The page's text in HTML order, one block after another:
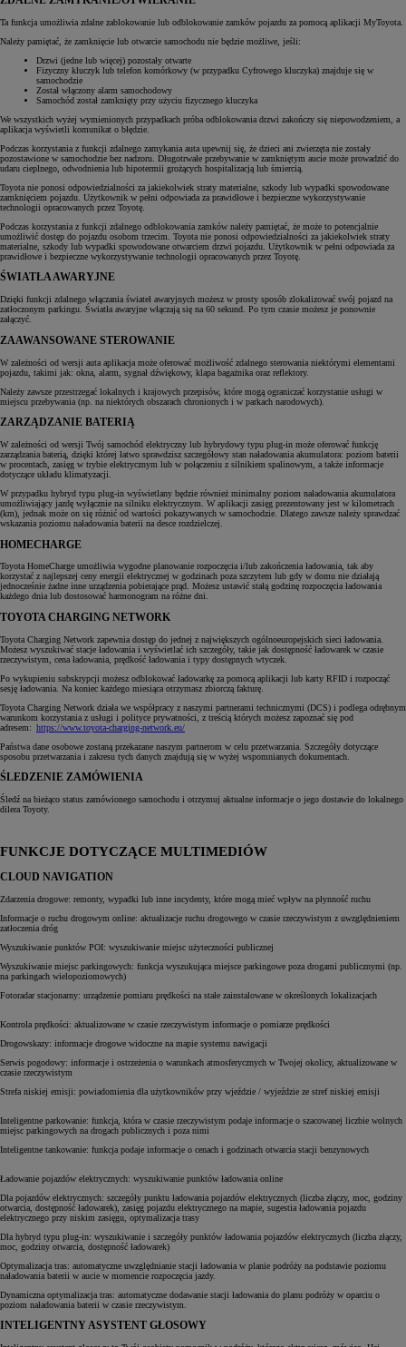
Ta funkcja umożliwia zdalne zablokowanie lub odblokowanie zamków pojazdu za pomocą aplikacji MyToyota.
Należy pamiętać, że zamknięcie lub otwarcie samochodu nie będzie możliwe, jeśli:
Drzwi (jedne lub więcej) pozostały otwarte
Fizyczny kluczyk lub telefon komórkowy (w przypadku Cyfrowego kluczyka) znajduje się w
samochodzie
Został włączony alarm samochodowy
Samochód został zamknięty przy użyciu fizycznego kluczyka
We wszystkich wyżej wymienionych przypadkach próba odblokowania drzwi zakończy się niepowodzeniem, a
aplikacja wyświetli komunikat o błędzie.
Podczas korzystania z funkcji zdalnego zamykania auta upewnij się, że dzieci ani zwierzęta nie zostały
pozostawione w samochodzie bez nadzoru. Długotrwałe przebywanie w zamkniętym aucie może prowadzić do
udaru cieplnego, odwodnienia lub hipotermii grożących hospitalizacją lub śmiercią.
Toyota nie ponosi odpowiedzialności za jakiekolwiek straty materialne, szkody lub wypadki spowodowane
zamknięciem pojazdu. Użytkownik w pełni odpowiada za prawidłowe i bezpieczne wykorzystywanie
technologii opracowanych przez Toyotę.
Podczas korzystania z funkcji zdalnego odblokowania zamków należy pamiętać, że może to potencjalnie
umożliwić dostęp do pojazdu osobom trzecim. Toyota nie ponosi odpowiedzialności za jakiekolwiek straty
materialne, szkody lub wypadki spowodowane otwarciem drzwi pojazdu. Użytkownik w pełni odpowiada za
prawidłowe i bezpieczne wykorzystywanie technologii opracowanych przez Toyotę.
ŚWIATŁA AWARYJNE
Dzięki funkcji zdalnego włączania świateł awaryjnych możesz w prosty sposób zlokalizować swój pojazd na
zatłoczonym parkingu. Światła awaryjne włączają się na 60 sekund. Po tym czasie możesz je ponownie
załączyć.
ZAAWANSOWANE STEROWANIE
W zależności od wersji auta aplikacja może oferować możliwość zdalnego sterowania niektórymi elementami
pojazdu, takimi jak: okna, alarm, sygnał dźwiękowy, klapa bagażnika oraz reflektory.
Należy zawsze przestrzegać lokalnych i krajowych przepisów, które mogą ograniczać korzystanie usługi w
miejscu przebywania (np. na niektórych obszarach chronionych i w parkach narodowych).
ZARZĄDZANIE BATERIĄ
W zależności od wersji Twój samochód elektryczny lub hybrydowy typu plug-in może oferować funkcję
zarządzania baterią, dzięki której łatwo sprawdzisz szczegółowy stan naładowania akumulatora: poziom baterii
w procentach, zasięg w trybie elektrycznym lub w połączeniu z silnikiem spalinowym, a także informacje
dotyczące układu klimatyzacji.
W przypadku hybryd typu plug-in wyświetlany będzie również minimalny poziom naładowania akumulatora
umożliwiający jazdę wyłącznie na silniku elektrycznym. W aplikacji zasięg prezentowany jest w kilometrach
(km), jednak może on się różnić od wartości pokazywanych w samochodzie. Dlatego zawsze należy sprawdzać
wskazania poziomu naładowania baterii na desce rozdzielczej.
HOMECHARGE
Toyota HomeCharge umożliwia wygodne planowanie rozpoczęcia i/lub zakończenia ładowania, tak aby
korzystać z najlepszej ceny energii elektrycznej w godzinach poza szczytem lub gdy w domu nie działają
jednocześnie żadne inne urządzenia pobierające prąd. Możesz ustawić stałą godzinę rozpoczęcia ładowania
każdego dnia lub dostosować harmonogram na różne dni.
TOYOTA CHARGING NETWORK
Toyota Charging Network zapewnia dostęp do jednej z największych ogólnoeuropejskich sieci ładowania.
Możesz wyszukiwać stacje ładowania i wyświetlać ich szczegóły, takie jak dostępność ładowarek w czasie
rzeczywistym, cena ładowania, prędkość ładowania i typy dostępnych wtyczek.
Po wykupieniu subskrypcji możesz odblokować ładowarkę za pomocą aplikacji lub karty RFID i rozpocząć
sesję ładowania. Na koniec każdego miesiąca otrzymasz zbiorczą fakturę.
Toyota Charging Network działa we współpracy z naszymi partnerami technicznymi (DCS) i podlega odrębnym
warunkom korzystania z usługi i polityce prywatności, z treścią których możesz zapoznać się pod
adresem: https://www.toyota-charging-network.eu/
Państwa dane osobowe zostaną przekazane naszym partnerom w celu przetwarzania. Szczegóły dotyczące
sposobu przetwarzania i zakresu tych danych znajdują się w wyżej wspomnianych dokumentach.
ŚLEDZENIE ZAMÓWIENIA
Śledź na bieżąco status zamówionego samochodu i otrzymuj aktualne informacje o jego dostawie do lokalnego
dilera Toyoty.
FUNKCJE DOTYCZĄCE MULTIMEDIÓW
CLOUD NAVIGATION
Zdarzenia drogowe: remonty, wypadki lub inne incydenty, które mogą mieć wpływ na płynność ruchu
Informacje o ruchu drogowym online: aktualizacje ruchu drogowego w czasie rzeczywistym z uwzględnieniem
zatłoczenia dróg
Wyszukiwanie punktów POI: wyszukiwanie miejsc użyteczności publicznej
Wyszukiwanie miejsc parkingowych: funkcja wyszukująca miejsce parkingowe poza drogami publicznymi (np.
na parkingach wielopoziomowych)
Fotoradar stacjonarny: urządzenie pomiaru prędkości na stałe zainstalowane w określonych lokalizacjach
Kontrola prędkości: aktualizowane w czasie rzeczywistym informacje o pomiarze prędkości
Drogowskazy: informacje drogowe widoczne na mapie systemu nawigacji
Serwis pogodowy: informacje i ostrzeżenia o warunkach atmosferycznych w Twojej okolicy, aktualizowane w
czasie rzeczywistym
Strefa niskiej emisji: powiadomienia dla użytkowników przy wjeździe / wyjeździe ze stref niskiej emisji
Inteligentne parkowanie: funkcja, która w czasie rzeczywistym podaje informacje o szacowanej liczbie wolnych
miejsc parkingowych na drogach publicznych i poza nimi
Inteligentne tankowanie: funkcja podaje informacje o cenach i godzinach otwarcia stacji benzynowych
Ładowanie pojazdów elektrycznych: wyszukiwanie punktów ładowania online
Dla pojazdów elektrycznych: szczegóły punktu ładowania pojazdów elektrycznych (liczba złączy, moc, godziny
otwarcia, dostępność ładowarek), zasięg pojazdu elektrycznego na mapie, sugestia ładowania pojazdu
elektrycznego przy niskim zasięgu, optymalizacja trasy
Dla hybryd typu plug-in: wyszukiwanie i szczegóły punktów ładowania pojazdów elektrycznych (liczba złączy,
moc, godziny otwarcia, dostępność ładowarek)
Optymalizacja tras: automatyczne uwzględnianie stacji ładowania w planie podróży na podstawie poziomu
naładowania baterii w aucie w momencie rozpoczęcia jazdy.
Dynamiczna optymalizacja tras: automatyczne dodawanie stacji ładowania do planu podróży w oparciu o
poziom naładowania baterii w czasie rzeczywistym.
INTELIGENTNY ASYSTENT GŁOSOWY